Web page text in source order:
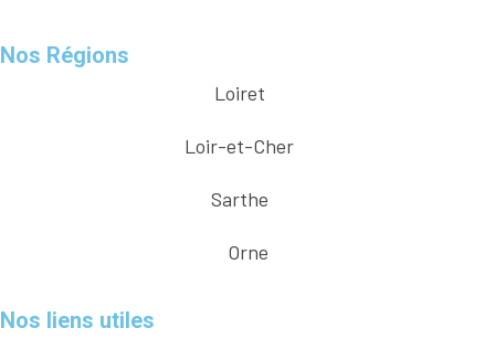
Nos Régions
Loiret
Loir-et-Cher
Sarthe
Orne
Nos liens utiles